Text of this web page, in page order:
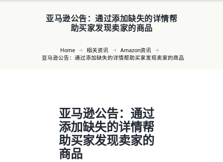
亚马逊公告：通过添加缺失的详情帮
助买家发现卖家的商品
Home 相关资讯
Amazon资讯
亚马逊公告：通过添加缺失的详情帮助买家发现卖家的商品
亚马逊公告：通过
添加缺失的详情帮
助买家发现卖家的
商品